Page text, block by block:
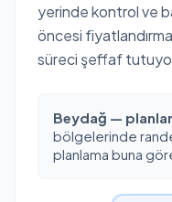
yerinde kontrol ve
öncesi
süreci şeffaf
Beydağ —
bölgelerinde
planlama buna göre